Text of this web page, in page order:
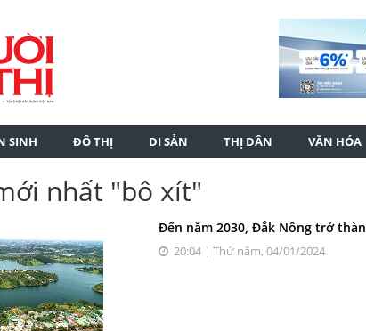
SINH ĐÔ THỊ DI SẢN THỊ DÂN VĂN HÓA
nhất "bô xít"
Đến năm 2030, Đắk Nông trở
20:04 | Thứ năm, 04/01/2024